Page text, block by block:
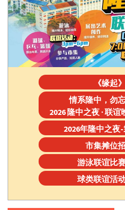
《缘起》
情系隆中，勿
2026 隆中之夜 · 联
2026年隆中之夜
市集摊位
游泳联谊比
球类联谊活